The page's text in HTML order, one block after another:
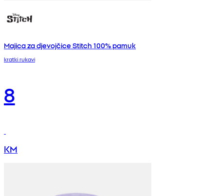
Majica za djevojčice Stitch 100% pamuk
kratki rukavi
8
KM